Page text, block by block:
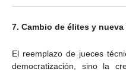
7. Cambio de élites y
El reemplazo de jueces
democratización, sino la